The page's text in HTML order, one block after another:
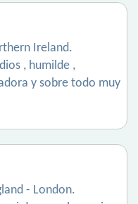
Ireland.
, humilde ,
y sobre todo muy
- London.